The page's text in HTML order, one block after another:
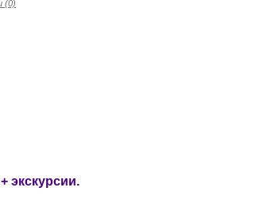
(0)
экскурсии.